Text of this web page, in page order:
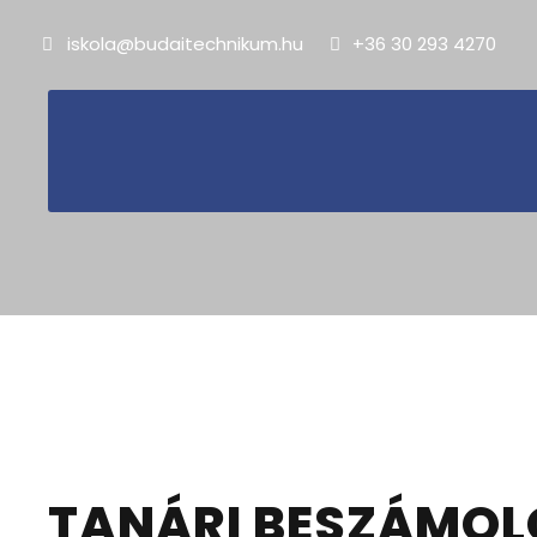
iskola@budaitechnikum.hu +36 30 293 4270
Valencia 2023.